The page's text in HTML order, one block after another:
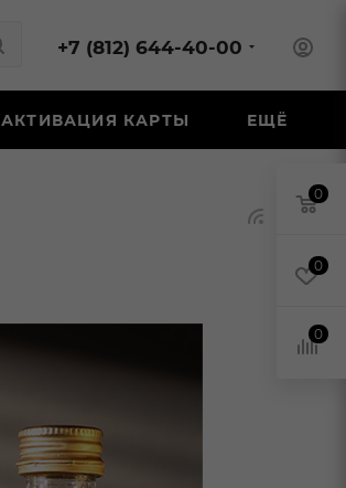
+7 (812) 644-40-00
АКТИВАЦИЯ КАРТЫ ЕЩЁ
0
0
0